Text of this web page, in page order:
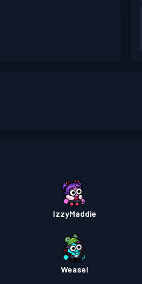
IzzyMaddie
Weasel